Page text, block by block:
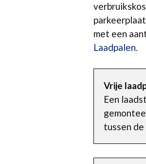
met een
Laadpalen.
Vrije
Een
tussen